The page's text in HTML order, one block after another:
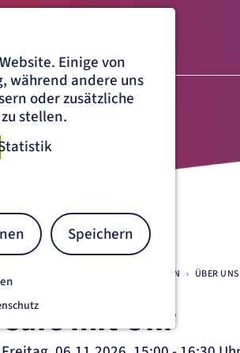
ARTEMED FACHKLINIK BAD OEYNHAUSEN ÜBER UNS
Café mit Ohr
Einige von
während andere uns
oder zusätzliche
stellen.
Speichern
grundlegende
Funktion